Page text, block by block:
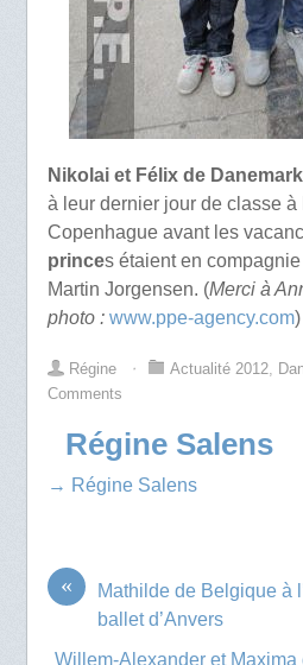
Nikolai et Félix de Danemark
à leur dernier jour de classe à
Copenhague avant les
princes étaient en
Martin Jorgensen. (Merci à
photo : www.ppe-agency.com)
Régine ⋅ Actualité 2012,
Comments
Régine Salens
→ Régine Salens
«
Mathilde de Belgique à
ballet d’Anvers
Willem-Alexander et Maxima